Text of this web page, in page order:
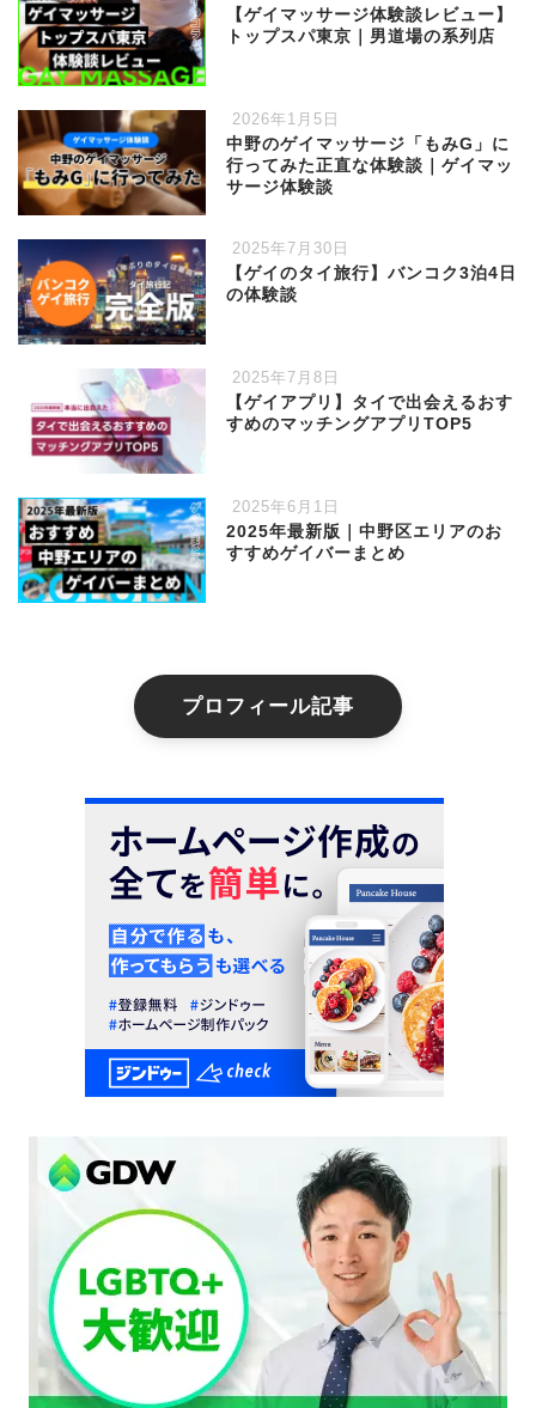
【ゲイマッサージ体験談レビュー】
トップスパ東京｜男道場の系列店
2026年1月5日
中野のゲイマッサージ「もみG」に
行ってみた正直な体験談｜ゲイマッ
サージ体験談
2025年7月30日
【ゲイのタイ旅行】バンコク3泊4日
の体験談
2025年7月8日
【ゲイアプリ】タイで出会えるおす
すめのマッチングアプリTOP5
2025年6月1日
2025年最新版｜中野区エリアのお
すすめゲイバーまとめ
プロフィール記事